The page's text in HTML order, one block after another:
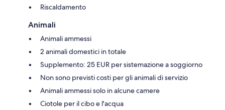
Riscaldamento
Animali
Animali ammessi
2 animali domestici in totale
Supplemento: 25 EUR per sistemazione a soggiorno
Non sono previsti costi per gli animali di servizio
Animali ammessi solo in alcune camere
Ciotole per il cibo e l'acqua